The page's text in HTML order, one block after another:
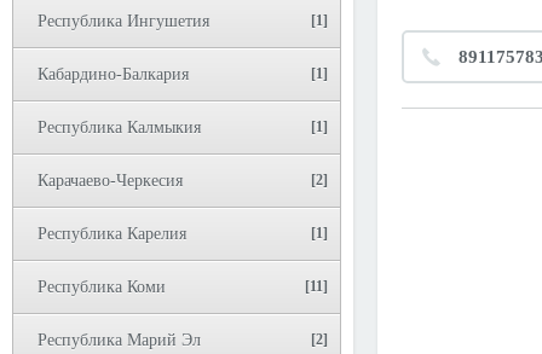
Республика Ингушетия [1]
Кабардино-Балкария [1]
Республика Калмыкия [1]
Карачаево-Черкесия [2]
Республика Карелия [1]
Республика Коми [11]
Республика Марий Эл [2]